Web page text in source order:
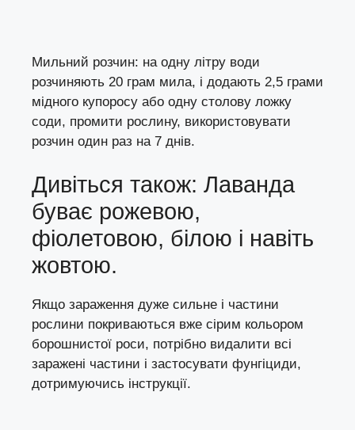
Мильний розчин: на одну літру води
розчиняють 20 грам мила, і додають 2,5 грами
мідного купоросу або одну столову ложку
соди, промити рослину, використовувати
розчин один раз на 7 днів.
Дивіться також: Лаванда
буває рожевою,
фіолетовою, білою і навіть
жовтою.
Якщо зараження дуже сильне і частини
рослини покриваються вже сірим кольором
борошнистої роси, потрібно видалити всі
заражені частини і застосувати фунгіциди,
дотримуючись інструкції.